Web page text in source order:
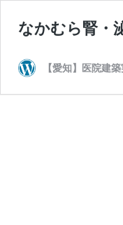
なかむら腎・
【愛知】医院建